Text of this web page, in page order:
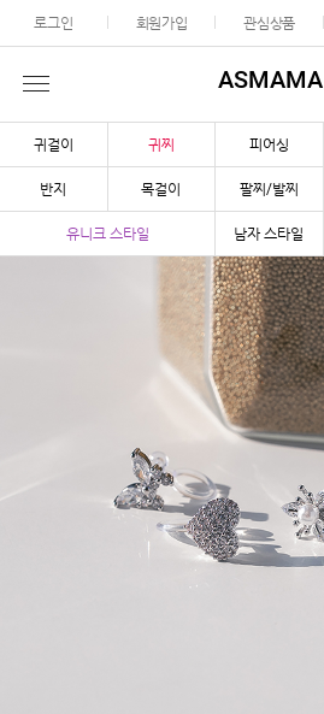
로그인 회원가입 관심상품
ASMAMA
귀걸이 귀찌 피어싱
반지 목걸이 팔찌/발찌
유니크 스타일 남자 스타일